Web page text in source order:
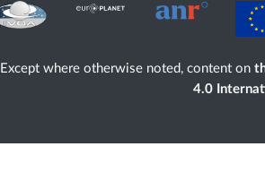
Except where otherwise noted, content on
4.0